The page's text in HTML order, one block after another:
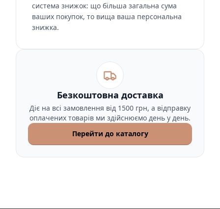
система знижок: що більша загальна сума
ваших покупок, то вища ваша персональна
знижка.
Безкоштовна доставка
Діє на всі замовлення від 1500 грн, а відправку
оплачених товарів ми здійснюємо день у день.
Перейти до каталогу